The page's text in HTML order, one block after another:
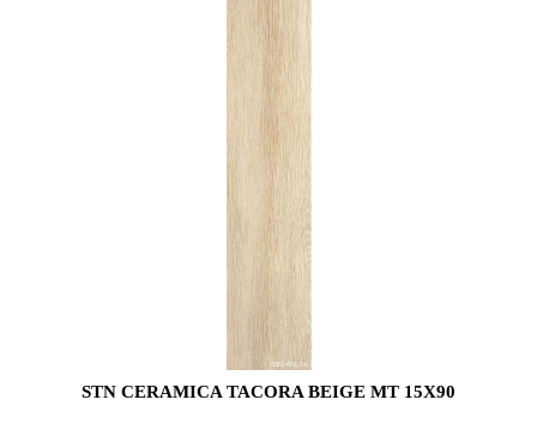
STN CERAMICA TACORA BEIGE MT 15X90